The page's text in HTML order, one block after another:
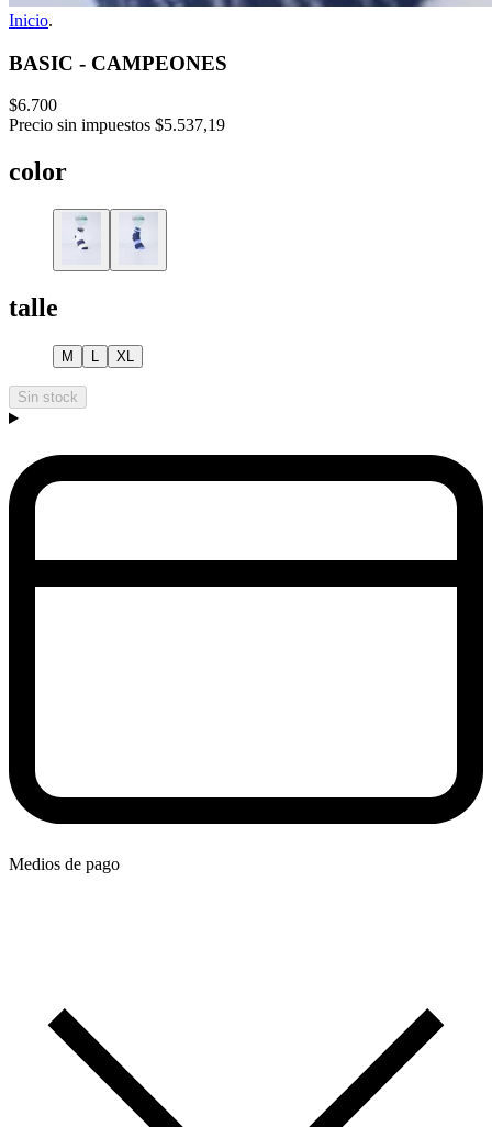
Inicio.
BASIC - CAMPEONES
$6.700
Precio sin impuestos $5.537,19
color
talle
M L XL
Sin stock
Medios de pago